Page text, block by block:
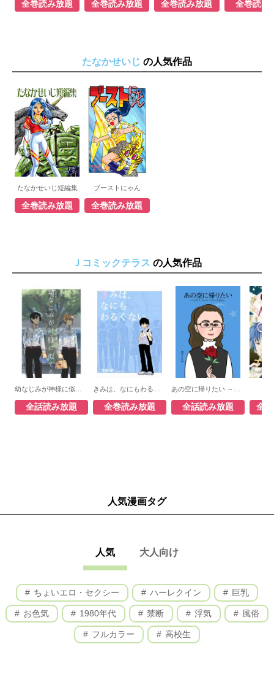
全巻読み放題 全巻読み放題 全巻読み放題 全巻読み
たなかせいじ の人気作品
たなかせいじ短編集
全巻読み放題
ブーストにゃん
全巻読み放題
Ｊコミックテラス の人気作品
全話読み放題 全巻読み放題 全話読み放題 全
人気漫画タグ
人気 大人向け
ちょいエロ・セクシー ハーレクイン 巨乳
お色気 1980年代 禁断 浮気 風俗
フルカラー 高校生